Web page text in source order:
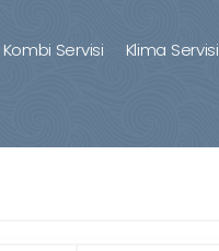
Kombi Servisi Klima Servisi